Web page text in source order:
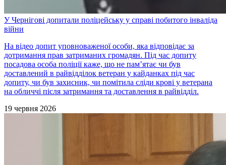
У Чернігові допитали поліцейську у справі побитого інваліда
війни
На відео допит уповноваженої особи, яка відповідає за
дотримання прав затриманих громадян. Під час допиту
посадова особа поліції каже, що не пам’ятає чи був
доставлений в райвідділок ветеран у кайданках під час
допиту, чи був захисник, чи помітила сліди крові у ветерана
на обличчі після затримання та доставлення в райвідділ.
19 червня 2026